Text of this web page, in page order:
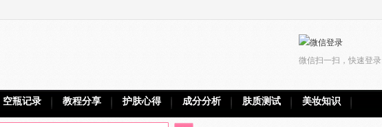
微信扫一扫，快速登录
空瓶记录 教程分享 护肤心得 成分分析 肤质测试 美妆知识